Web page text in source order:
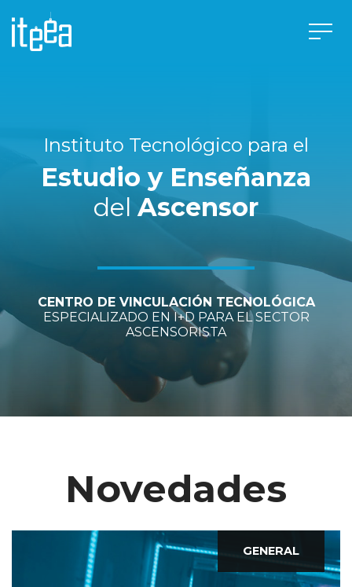
Instituto Tecnológico para el
Estudio y Enseñanza
del Ascensor
CENTRO DE VINCULACIÓN TECNOLÓGICA
ESPECIALIZADO EN I+D PARA EL SECTOR
ASCENSORISTA
Novedades
GENERAL